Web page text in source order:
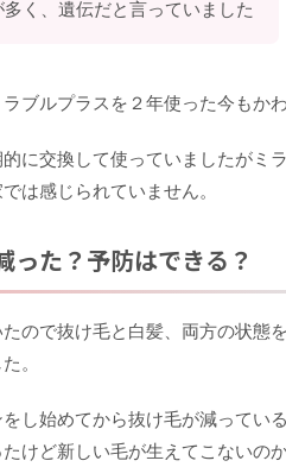
く、遺伝だと言っていました
ブルプラスを２年使った今もか
に交換して使っていましたがミ
は感じられていません。
った？予防はできる？
ので抜け毛と白髪、両方の状態
。
し始めてから抜け毛が減ってい
けど新しい毛が生えてこないのか